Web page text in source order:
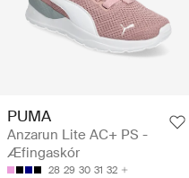
PUMA
Anzarun Lite AC+ PS -
Æfingaskór
28 29 30 31 32